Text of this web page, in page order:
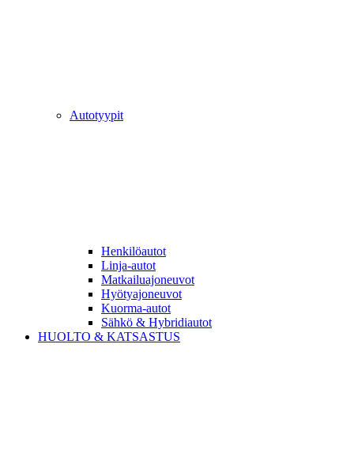
Autotyypit
Henkilöautot
Linja-autot
Matkailuajoneuvot
Hyötyajoneuvot
Kuorma-autot
Sähkö & Hybridiautot
HUOLTO & KATSASTUS